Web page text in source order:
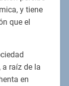
y tiene
que el
raíz de la
en